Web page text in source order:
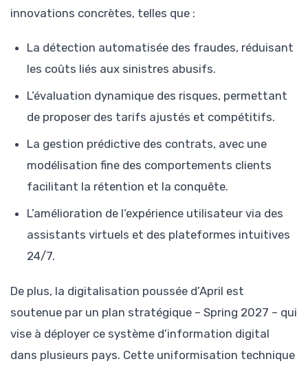
innovations concrètes, telles que :
La détection automatisée des fraudes, réduisant
les coûts liés aux sinistres abusifs.
L’évaluation dynamique des risques, permettant
de proposer des tarifs ajustés et compétitifs.
La gestion prédictive des contrats, avec une
modélisation fine des comportements clients
facilitant la rétention et la conquête.
L’amélioration de l’expérience utilisateur via des
assistants virtuels et des plateformes intuitives
24/7.
De plus, la digitalisation poussée d’April est
soutenue par un plan stratégique – Spring 2027 – qui
vise à déployer ce système d’information digital
dans plusieurs pays. Cette uniformisation technique